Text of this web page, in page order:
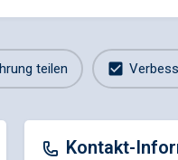
teilen
Kontakt-